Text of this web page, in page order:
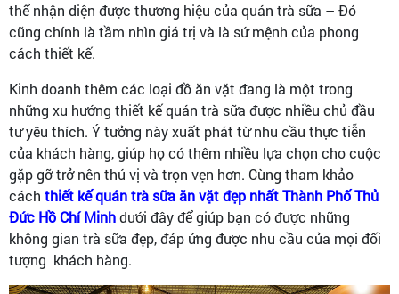
thể nhận diện được thương hiệu của quán trà sữa – Đó
cũng chính là tầm nhìn giá trị và là sứ mệnh của phong
cách thiết kế.
Kinh doanh thêm các loại đồ ăn vặt đang là một trong
những xu hướng thiết kế quán trà sữa được nhiều chủ đầu
tư yêu thích. Ý tưởng này xuất phát từ nhu cầu thực tiễn
của khách hàng, giúp họ có thêm nhiều lựa chọn cho cuộc
gặp gỡ trở nên thú vị và trọn vẹn hơn. Cùng tham khảo
cách thiết kế quán trà sữa ăn vặt đẹp nhất Thành Phố Thủ
Đức Hồ Chí Minhdưới đây để giúp bạn có được những
không gian trà sữa đẹp, đáp ứng được nhu cầu của mọi đối
tượng khách hàng.